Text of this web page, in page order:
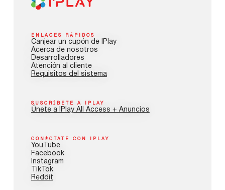
ENLACES RÁPIDOS
Canjear un cupón de IPlay
Acerca de nosotros
Desarrolladores
Atención al cliente
Requisitos del sistema
SUSCRÍBETE A IPLAY
Únete a IPlay All Access + Anuncios
CONÉCTATE CON IPLAY
YouTube
Facebook
Instagram
TikTok
Reddit